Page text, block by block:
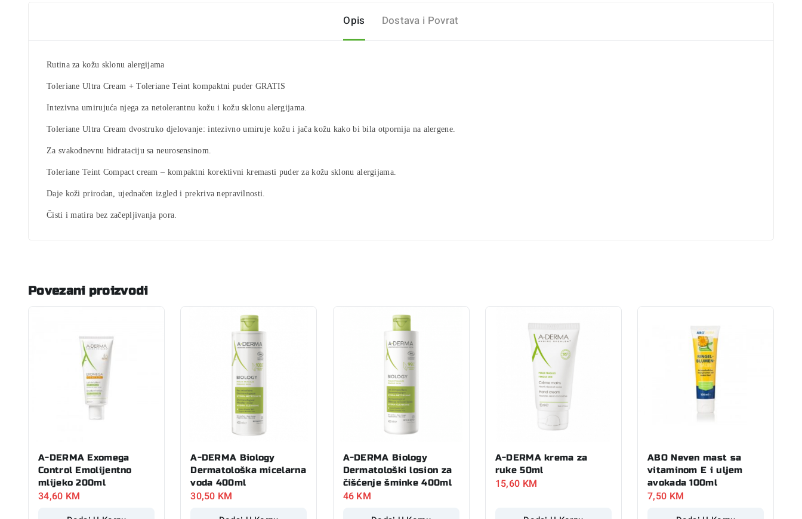
Opis Dostava i Povrat
Rutina za kožu sklonu alergijama
Toleriane Ultra Cream +Toleriane Teint kompaktni puder GRATIS
Intezivna umirujuća njega za netolerantnu kožu i kožu sklonu alergijama.
Toleriane Ultra Cream dvostruko djelovanje: intezivno umiruje kožu i jača kožu kako bi bila otpornija na alergene.
Za svakodnevnu hidrataciju sa neurosensinom.
Toleriane Teint Compact cream – kompaktni korektivni kremasti puder za kožu sklonu alergijama.
Daje koži prirodan, ujednačen izgled i prekriva nepravilnosti.
Čisti i matira bez začepljivanja pora.
Povezani proizvodi
A-DERMA Exomega
Control Emolijentno
mlijeko 200ml
34,60 KM
A-DERMA Biology
Dermatološka micelarna
voda 400ml
30,50 KM
A-DERMA Biology
Dermatološki losion za
čišćenje šminke 400ml
46 KM
A-DERMA krema za
ruke 50ml
15,60 KM
ABO Neven mast sa
vitaminom E i uljem
avokada 100ml
7,50 KM